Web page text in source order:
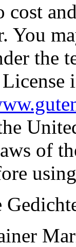
cost
You
the
of